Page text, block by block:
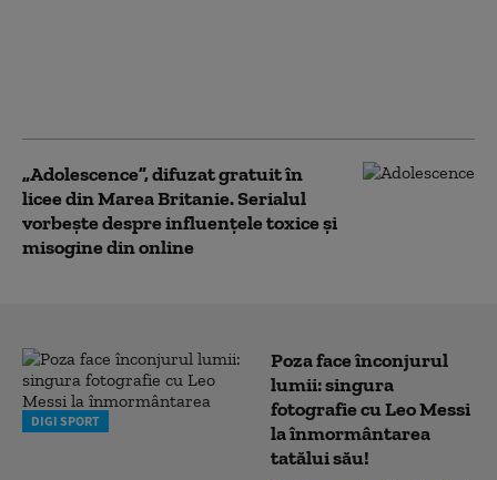
„Adolescence”, difuzat gratuit în
licee din Marea Britanie. Serialul
vorbește despre influenţele toxice și
misogine din online
DIGI SPORT
Poza face înconjurul
lumii: singura
fotografie cu Leo Messi
la înmormântarea
tatălui său!